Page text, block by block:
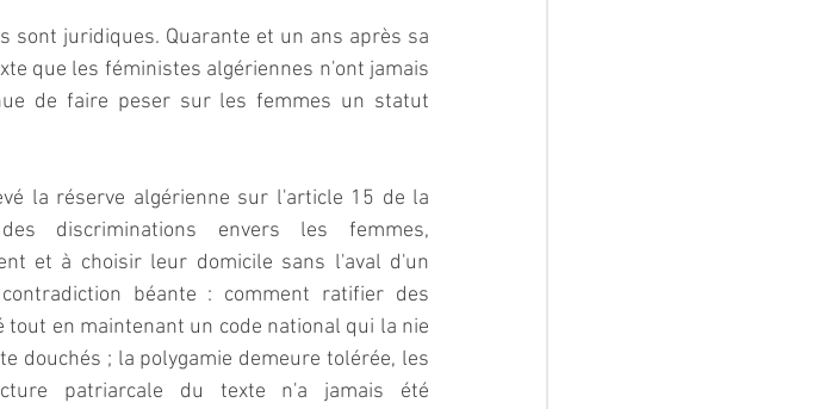
sont juridiques. Quarante et un ans après sa
que les féministes algériennes n'ont jamais
de faire peser sur les femmes un statut
la réserve algérienne sur l'article 15 de la
discriminations envers les femmes,
et à choisir leur domicile sans l'aval d'un
béante : comment ratifier des
en maintenant un code national qui la nie
douchés ; la polygamie demeure tolérée, les
patriarcale du texte n'a jamais été